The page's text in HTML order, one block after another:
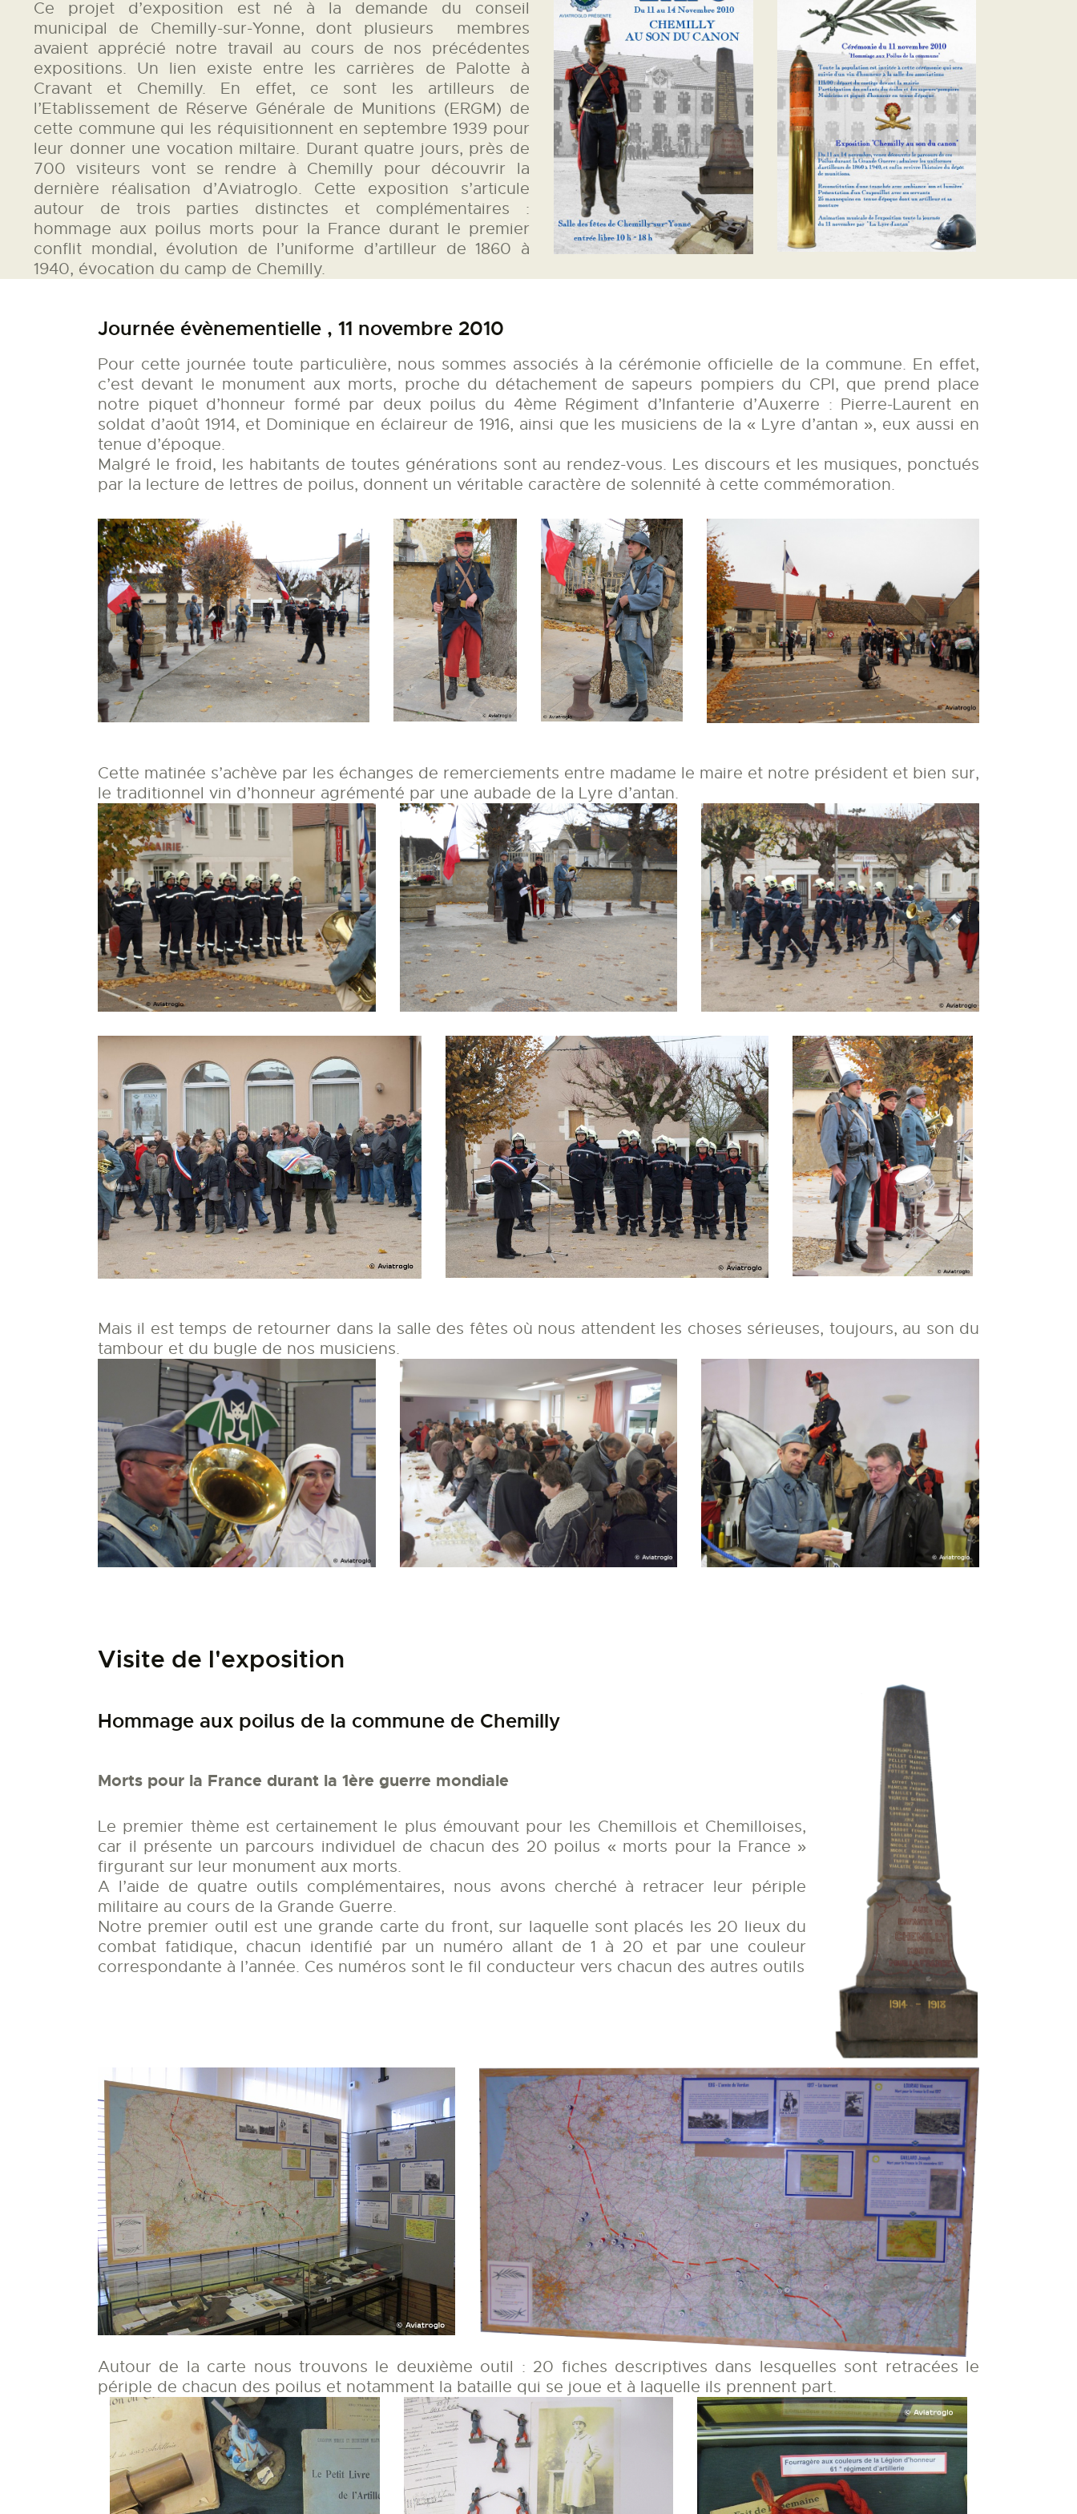
PALOTTE
LE
FRONTREPARATUR
AGO
L’ATELIER DE L’AIR
LA SNCAC
PROJET ATELIER DE
L’AIR 606
LA PISTE D’ENVOL
Ce projet d’exposition est né à la demande du conseil
municipal de Chemilly-sur-Yonne, dont plusieurs membres
avaient apprécié notre travail au cours de nos précédentes
expositions. Un lien existe entre les carrières de Palotte à
Cravant et Chemilly. En effet, ce sont les artilleurs de
l’Etablissement de Réserve Générale de Munitions (ERGM) de
cette commune qui les réquisitionnent en septembre 1939 pour
leur donner une vocation miltaire. Durant quatre jours, près de
700 visiteurs vont se rendre à Chemilly pour découvrir la
dernière réalisation d’Aviatroglo. Cette exposition s’articule
autour de trois parties distinctes et complémentaires :
hommage aux poilus morts pour la France durant le premier
conflit mondial, évolution de l’uniforme d’artilleur de 1860 à
1940, évocation du camp de Chemilly.
Journée évènementielle , 11 novembre 2010
Pour cette journée toute particulière, nous sommes associés à la cérémonie officielle de la commune. En effet,
c’est devant le monument aux morts, proche du détachement de sapeurs pompiers du CPI, que prend place
notre piquet d’honneur formé par deux poilus du 4ème Régiment d’Infanterie d’Auxerre : Pierre-Laurent en
soldat d’août 1914, et Dominique en éclaireur de 1916, ainsi que les musiciens de la « Lyre d’antan », eux aussi en
tenue d’époque.
Malgré le froid, les habitants de toutes générations sont au rendez-vous. Les discours et les musiques, ponctués
par la lecture de lettres de poilus, donnent un véritable caractère de solennité à cette commémoration.
Cette matinée s’achève par les échanges de remerciements entre madame le maire et notre président et bien sur,
le traditionnel vin d’honneur agrémenté par une aubade de la Lyre d’antan.
Mais il est temps de retourner dans la salle des fêtes où nous attendent les choses sérieuses, toujours, au son du
tambour et du bugle de nos musiciens.
Visite de l'exposition
Hommage aux poilus de la commune de Chemilly
Morts pour la France durant la 1ère guerre mondiale
Le premier thème est certainement le plus émouvant pour les Chemillois et Chemilloises,
car il présente un parcours individuel de chacun des 20 poilus « morts pour la France »
firgurant sur leur monument aux morts.
A l’aide de quatre outils complémentaires, nous avons cherché à retracer leur périple
militaire au cours de la Grande Guerre.
Notre premier outil est une grande carte du front, sur laquelle sont placés les 20 lieux du
combat fatidique, chacun identifié par un numéro allant de 1 à 20 et par une couleur
correspondante à l’année. Ces numéros sont le fil conducteur vers chacun des autres outils
Autour de la carte nous trouvons le deuxième outil : 20 fiches descriptives dans lesquelles sont retracées le
périple de chacun des poilus et notamment la bataille qui se joue et à laquelle ils prennent part.